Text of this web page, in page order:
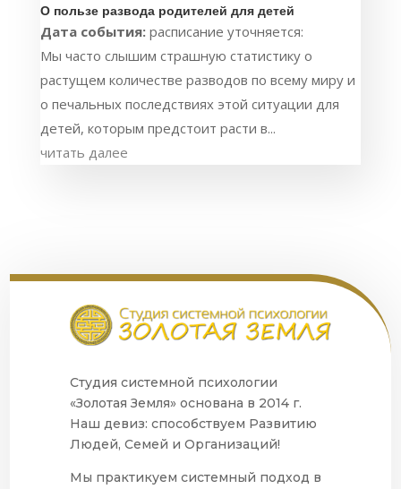
О пользе развода родителей для детей
Дата события: расписание уточняется:
Мы часто слышим страшную статистику о
растущем количестве разводов по всему миру и
о печальных последствиях этой ситуации для
детей, которым предстоит расти в...
читать далее
Студия системной психологии
«Золотая Земля» основана в 2014 г.
Наш девиз: способствуем Развитию
Людей, Семей и Организаций!
Мы практикуем системный подход в